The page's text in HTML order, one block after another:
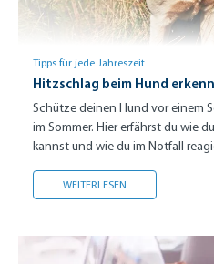
Tipps für jede Jahreszeit
Hitzschlag beim Hund
Schütze deinen Hund vor einem
im Sommer. Hier erfährst du wie
kannst und wie du im Notfall
WEITERLESEN